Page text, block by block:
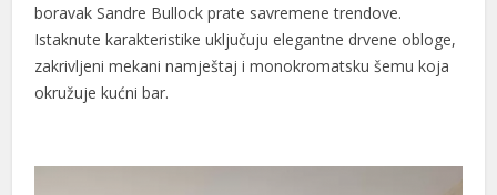
boravak Sandre Bullock prate savremene trendove.
Istaknute karakteristike uključuju elegantne drvene obloge,
zakrivljeni mekani namještaj i monokromatsku šemu koja
okružuje kućni bar.